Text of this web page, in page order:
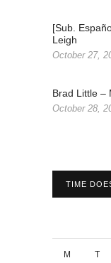
[Sub.
Leigh
October 27,
Brad Little –
October 28,
TIME
M T